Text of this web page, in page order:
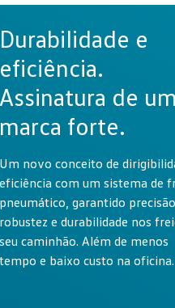
Durabilidade e
eficiência.
Assinatura de
marca forte.
Um novo conceito de
eficiência com um sistema de
pneumático, garantido
robustez e durabilidade nos
seu caminhão. Além de menos
tempo e baixo custo na oficina.